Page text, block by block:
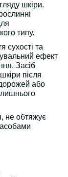
шкіри.
типу.
сухості та
ефект
Засіб
після
або
не обтяжує